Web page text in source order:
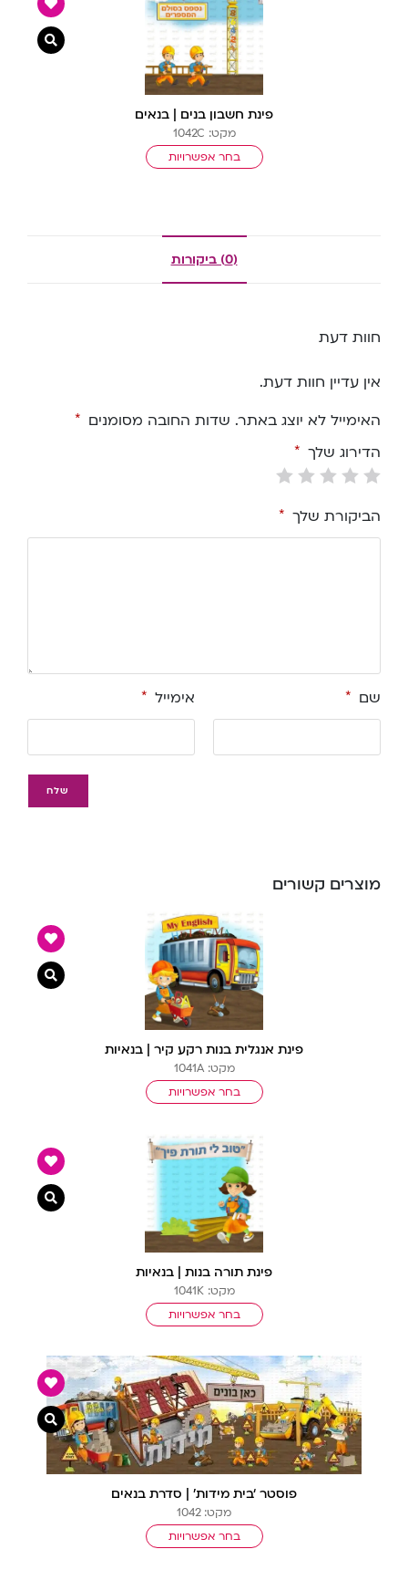
פינת חשבון בנים | בנאים
מקט: 1042C
בחר אפשרויות
צפייה
(0) ביקורות
חוות דעת
אין עדיין חוות דעת.
האימייל לא יוצג באתר. שדות החובה מסומנים *
הדירוג שלך *
הביקורת שלך *
שם * אימייל *
מוצרים קשורים
פינת אנגלית בנות רקע קיר | בנאיות
מקט: 1041A
בחר אפשרויות
צפייה
פינת תורה בנות | בנאיות
מקט: 1041K
בחר אפשרויות
צפייה
פוסטר ‘בית מידות’ | סדרת בנאים
מקט: 1042
בחר אפשרויות
צפייה